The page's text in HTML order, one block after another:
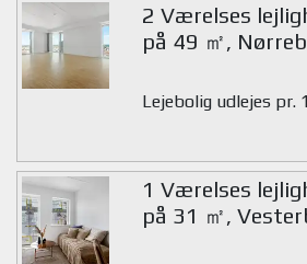
2 Værelses
på 49 ㎡,
Lejebolig udlejes pr.
1 Værelses
på 31 ㎡,